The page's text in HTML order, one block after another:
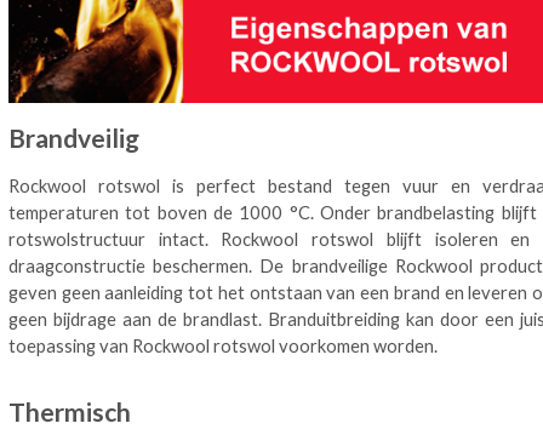
Brandveilig
Rockwool rotswol is perfect bestand tegen vuur en
temperaturen tot boven de 1000 °C. Onder brandbelasting blijft
rotswolstructuur intact. Rockwool rotswol blijft isoleren en
draagconstructie beschermen. De brandveilige Rockwool
geven geen aanleiding tot het ontstaan van een brand en leveren
geen bijdrage aan de brandlast. Branduitbreiding kan door een
toepassing van Rockwool rotswol voorkomen worden.
Thermisch